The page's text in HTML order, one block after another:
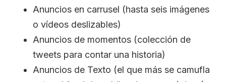
Anuncios en carrusel (hasta seis imágenes
o vídeos deslizables)
Anuncios de momentos (colección de
tweets para contar una historia)
Anuncios de Texto (el que más se camufla